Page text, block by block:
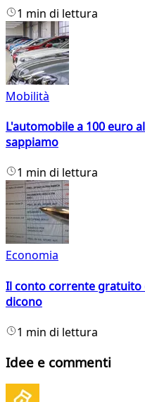
1 min di lettura
Mobilità
L'automobile a 100 euro
sappiamo
1 min di lettura
Economia
Il conto corrente gratuito
dicono
1 min di lettura
Idee e commenti